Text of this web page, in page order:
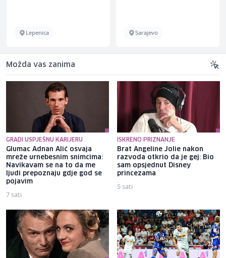
Lepenica Sarajevo
Možda vas zanima
GRADI USPJEŠNU KARIJERU
Glumac Adnan Alić osvaja
mreže urnebesnim snimcima:
Navikavam se na to da me
ljudi prepoznaju gdje god se
pojavim
7 sati
ISKRENO PRIZNANJE
Brat Angeline Jolie nakon
razvoda otkrio da je gej: Bio
sam opsjednut Disney
princezama
5 sati